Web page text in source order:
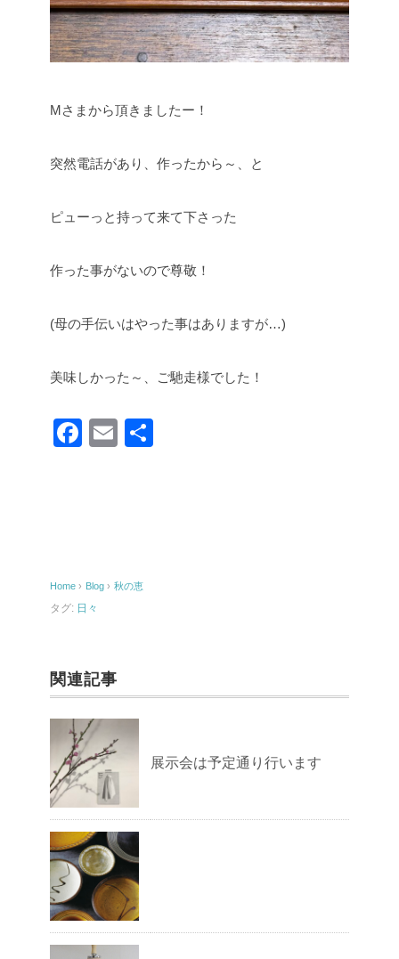
Mさまから頂きましたー！
突然電話があり、作ったから～、と
ピューっと持って来て下さった
作った事がないので尊敬！
(母の手伝いはやった事はありますが…)
美味しかった～、ご馳走様でした！
F
o
o
E
Home › Blog › 秋の恵
タグ: 日々
関連記事
展示会は予定通り行います